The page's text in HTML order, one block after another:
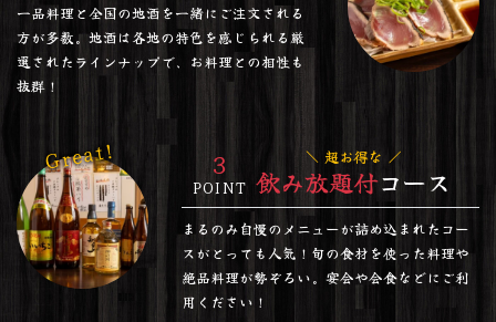
一品料理と全国の地酒を一緒にご注文される
方が多数。地酒は各地の特色を感じられる厳
選されたラインナップで、お料理との相性も
抜群！
Great! 3
POINT
超お得な
飲み放題付コース
まるのみ自慢のメニューが詰め込まれたコー
スがとっても人気！旬の食材を使った料理や
絶品料理が勢ぞろい。宴会や会食などにご利
用ください！